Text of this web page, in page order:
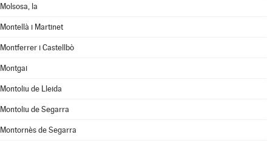
Molsosa, la
Montellà i Martinet
Montferrer i Castellbò
Montgai
Montoliu de Lleida
Montoliu de Segarra
Montornès de Segarra